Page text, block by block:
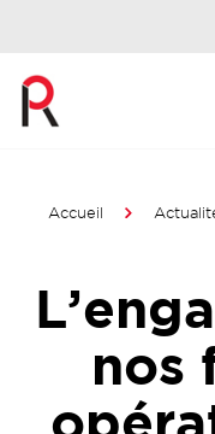
Accueil
nos